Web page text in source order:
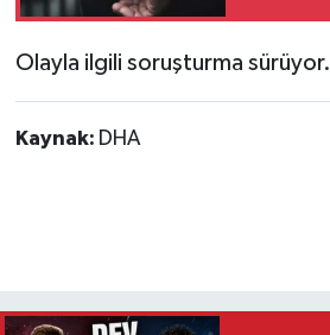
Olayla ilgili soruşturma sürüyor.
Kaynak: DHA